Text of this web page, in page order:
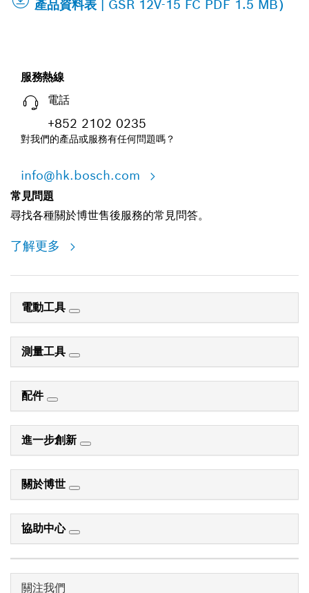
產品資料表 | GSR 12V-15 FC PDF 1.5 MB）
服務熱線
電話
+852 2102 0235
對我們的產品或服務有任何問題嗎？
info@hk.bosch.com
常見問題
尋找各種關於博世售後服務的常見問答。
了解更多
電動工具
測量工具
配件
進一步創新
關於博世
協助中心
關注我們